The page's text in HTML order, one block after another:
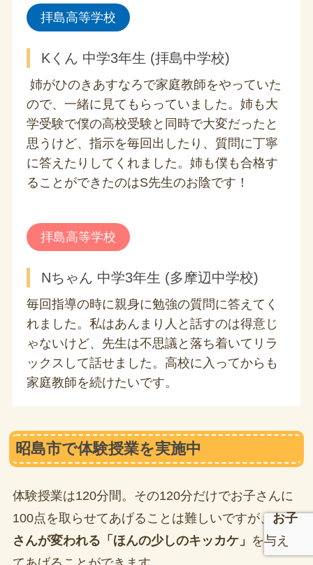
拝島高等学校
Kくん 中学3年生 (拝島中学校)
姉がひのきあすなろで家庭教師をやっていた
ので、一緒に見てもらっていました。姉も大
学受験で僕の高校受験と同時で大変だったと
思うけど、指示を毎回出したり、質問に丁寧
に答えたりしてくれました。姉も僕も合格す
ることができたのはS先生のお陰です！
拝島高等学校
Nちゃん 中学3年生 (多摩辺中学校)
毎回指導の時に親身に勉強の質問に答えてく
れました。私はあんまり人と話すのは得意じ
ゃないけど、先生は不思議と落ち着いてリラ
ックスして話せました。高校に入ってからも
家庭教師を続けたいです。
昭島市で体験授業を実施中
体験授業は120分間。その120分だけでお子さんに
100点を取らせてあげることは難しいですが、 お子
さんが変われる「ほんの少しのキッカケ」 を与え